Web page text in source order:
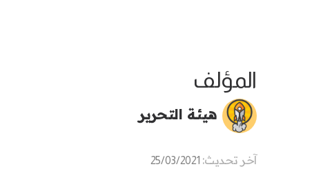
المؤلف
هيئة التحرير
آخر تحديث: 25/03/2021